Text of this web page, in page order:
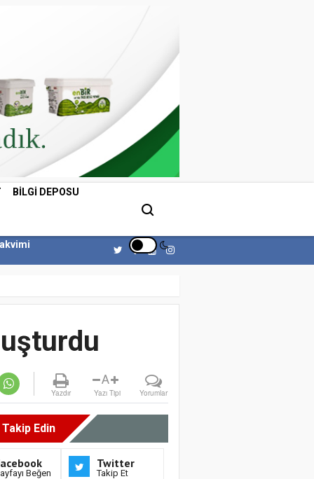
BILGI DEPOSU
Yazdır
A
Yazı Tipi Yorumlar
Edin
Beğen
Twitter
Takip Et